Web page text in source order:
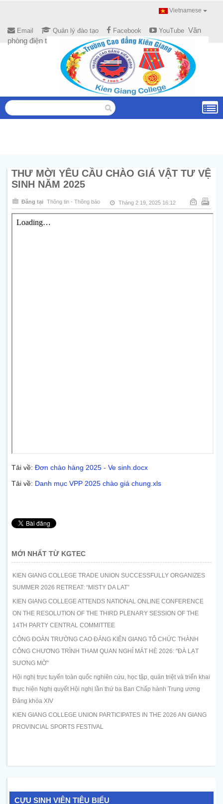
Vietnamese
Email Quản lý đào tạo Facebook YouTube Văn
phòng điện tử
THƯ MỜI YÊU CẦU CHÀO GIÁ VẬT TƯ VỆ
SINH NĂM 2025
Đăng tại Thông tin - Thông báo Tháng 2 19, 2025 16:12
Tải về: Đơn chào hàng 2025 - Ve sinh.docx
Tải về: Danh mục VPP 2025 chào giá chung.xls
MỚI NHẤT TỪ KGTEC
KIEN GIANG COLLEGE TRADE UNION SUCCESSFULLY ORGANIZES
SUMMER 2026 RETREAT: “MISTY DA LAT”
KIEN GIANG COLLEGE ATTENDS NATIONAL ONLINE CONFERENCE
ON THE RESOLUTION OF THE THIRD PLENARY SESSION OF THE
14TH PARTY CENTRAL COMMITTEE
CÔNG ĐOÀN TRƯỜNG CAO ĐẲNG KIÊN GIANG TỔ CHỨC THÀNH
CÔNG CHƯƠNG TRÌNH THAM QUAN NGHỈ MÁT HÈ 2026: "ĐÀ LẠT
SƯƠNG MỜ"
Hội nghị trực tuyến toàn quốc nghiên cứu, học tập, quán triệt và triển khai
thực hiện Nghị quyết Hội nghị lần thứ ba Ban Chấp hành Trung ương
Đảng khóa XIV
KIEN GIANG COLLEGE UNION PARTICIPATES IN THE 2026 AN GIANG
PROVINCIAL SPORTS FESTIVAL
CỰU SINH VIÊN TIÊU BIỂU